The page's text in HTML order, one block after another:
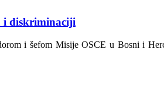
i diskriminaciji
i šefom Misije OSCE u Bosni i